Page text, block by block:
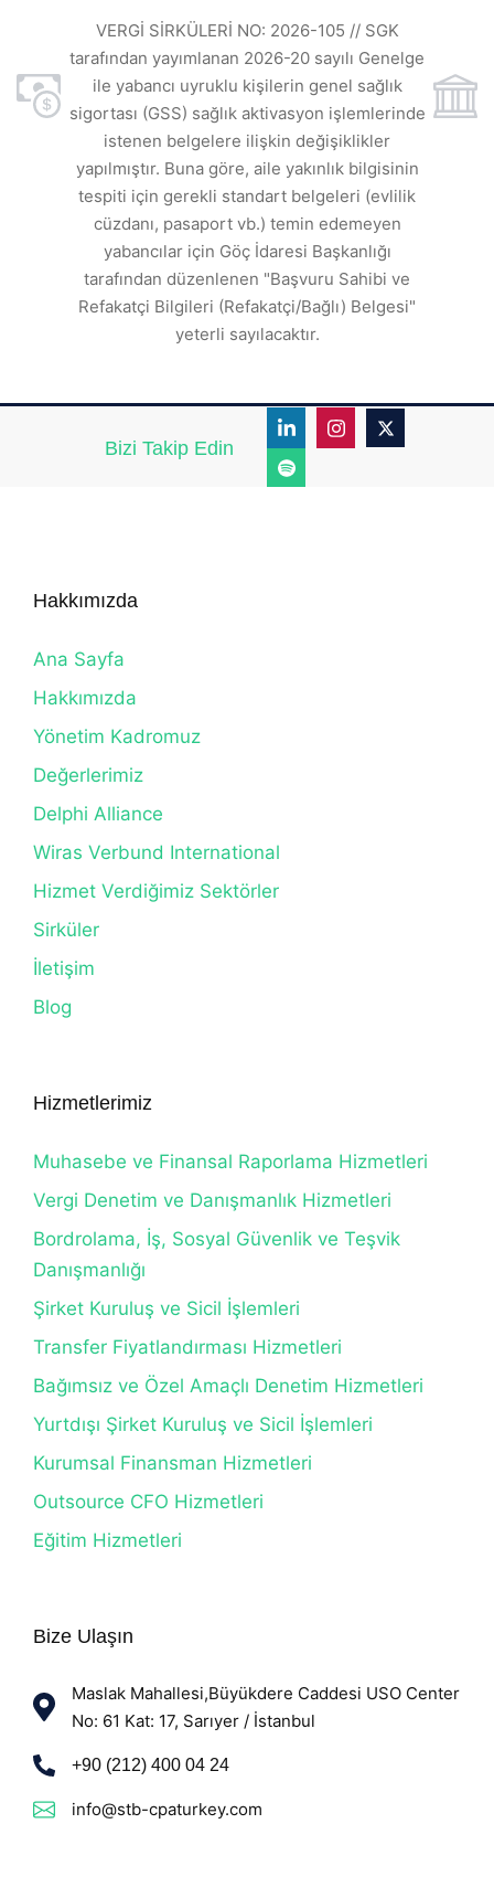
VERGİ SİRKÜLERİ NO: 2026-105 // SGK
tarafından yayımlanan 2026-20 sayılı Genelge
ile yabancı uyruklu kişilerin genel sağlık
sigortası (GSS) sağlık aktivasyon işlemlerinde
istenen belgelere ilişkin değişiklikler
yapılmıştır. Buna göre, aile yakınlık bilgisinin
tespiti için gerekli standart belgeleri (evlilik
cüzdanı, pasaport vb.) temin edemeyen
yabancılar için Göç İdaresi Başkanlığı
tarafından düzenlenen "Başvuru Sahibi ve
Refakatçi Bilgileri (Refakatçi/Bağlı) Belgesi"
yeterli sayılacaktır.
Bizi Takip Edin
Hakkımızda
Ana Sayfa
Hakkımızda
Yönetim Kadromuz
Değerlerimiz
Delphi Alliance
Wiras Verbund International
Hizmet Verdiğimiz Sektörler
Sirküler
İletişim
Blog
Hizmetlerimiz
Muhasebe ve Finansal Raporlama Hizmetleri
Vergi Denetim ve Danışmanlık Hizmetleri
Bordrolama, İş, Sosyal Güvenlik ve Teşvik
Danışmanlığı
Şirket Kuruluş ve Sicil İşlemleri
Transfer Fiyatlandırması Hizmetleri
Bağımsız ve Özel Amaçlı Denetim Hizmetleri
Yurtdışı Şirket Kuruluş ve Sicil İşlemleri
Kurumsal Finansman Hizmetleri
Outsource CFO Hizmetleri
Eğitim Hizmetleri
Bize Ulaşın
Maslak Mahallesi,Büyükdere Caddesi USO Center
No: 61 Kat: 17, Sarıyer / İstanbul
+90 (212) 400 04 24
info@stb-cpaturkey.com